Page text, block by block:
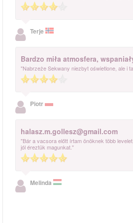
Terje
Bardzo miła atmosfera,
"Nabrzeże Sekwany niezbyt oświetlone, ale i
Piotr
halasz.m.gollesz@gmail.com
"Bár a vacsora előtt írtam önöknek több
jól éreztük magunkat."
Melinda